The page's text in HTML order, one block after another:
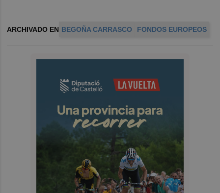
ARCHIVADO EN BEGOÑA CARRASCO FONDOS EUROPEOS